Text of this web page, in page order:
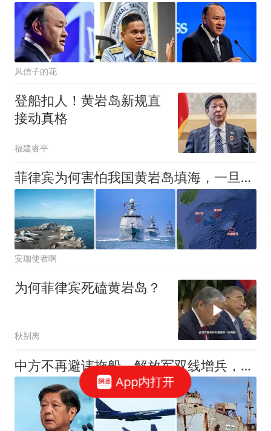
风信子的花
登船扣人！黄岩岛新规直
接动真格
福建睿平
菲律宾为何害怕我国黄岩岛填海，一旦填海，对菲律宾有什么影响？
安珈使者啊
为何菲律宾死磕黄岩岛？
秋别离
中方不再避讳拖船，解放军双线增兵，菲后路被封，美军上将介入了
App内打开